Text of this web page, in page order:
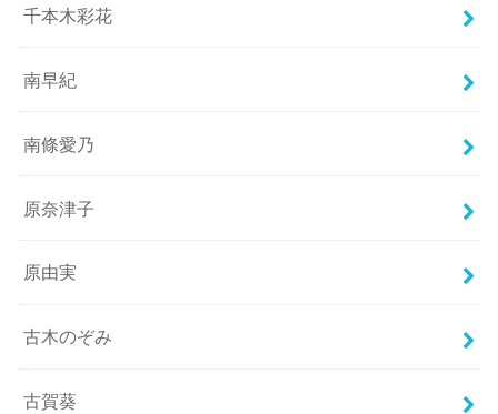
千本木彩花
南早紀
南條愛乃
原奈津子
原由実
古木のぞみ
古賀葵